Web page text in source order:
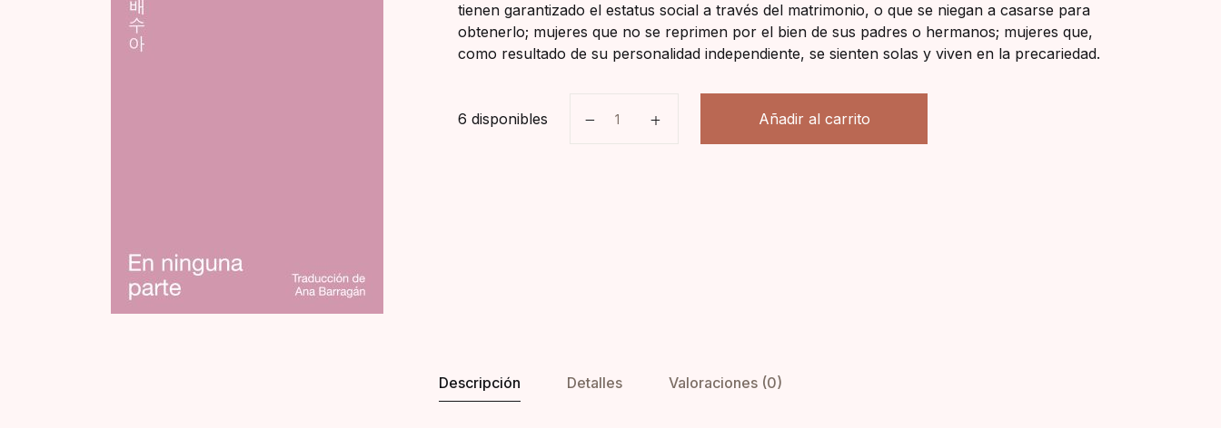
tienen garantizado el estatus social a través del matrimonio, o que se niegan a casarse para
obtenerlo; mujeres que no se reprimen por el bien de sus padres o hermanos; mujeres que,
como resultado de su personalidad independiente, se sienten solas y viven en la precariedad.
6 disponibles Añadir al carrito
Descripción Detalles Valoraciones (0)